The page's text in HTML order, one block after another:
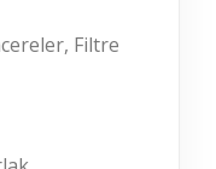
Filtre